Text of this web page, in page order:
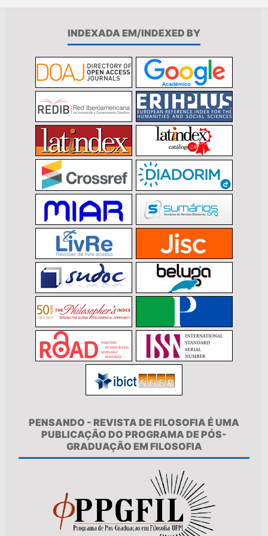
INDEXADA EM/INDEXED BY
PENSANDO - REVISTA DE FILOSOFIA É UMA
PUBLICAÇÃO DO PROGRAMA DE PÓS-
GRADUAÇÃO EM FILOSOFIA